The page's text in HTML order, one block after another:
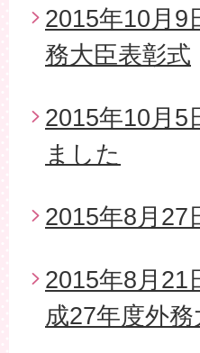
2015年10月9
務大臣表彰式
2015年10月5
ました
2015年8月27
2015年8月21
成27年度外